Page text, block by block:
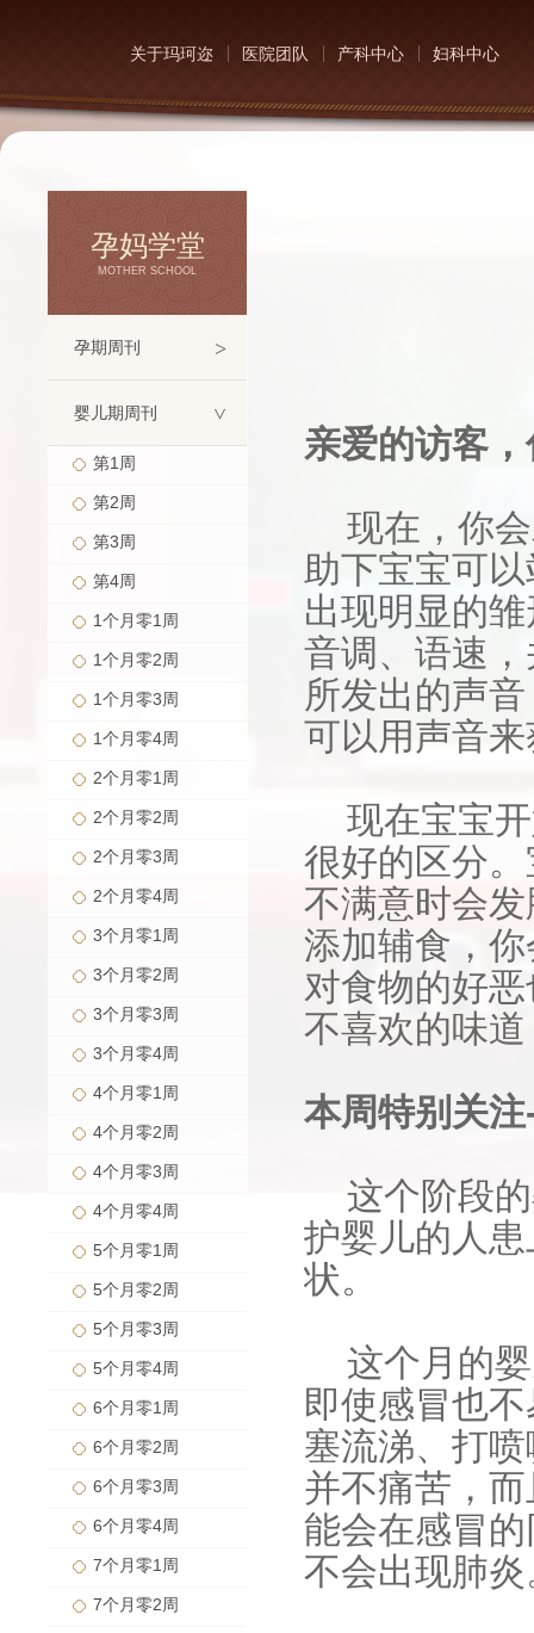
关于玛珂迩 医院团队 产科中心 妇科中心
孕妈学堂
MOTHER SCHOOL
孕期周刊 >
婴儿期周刊 >
第1周
第2周
第3周
第4周
1个月零1周
1个月零2周
1个月零3周
1个月零4周
2个月零1周
2个月零2周
2个月零3周
2个月零4周
3个月零1周
3个月零2周
3个月零3周
3个月零4周
4个月零1周
4个月零2周
4个月零3周
4个月零4周
5个月零1周
5个月零2周
5个月零3周
5个月零4周
6个月零1周
6个月零2周
6个月零3周
6个月零4周
7个月零1周
7个月零2周
亲爱的访客
现在，你会
助下宝宝可
出现明显的
音调、语速
所发出的声
可以用声音
现在宝宝
很好的区分
不满意时会
添加辅食，
对食物的好
不喜欢的味
本周特别关
这个阶段
护婴儿的人
状。
这个月的
即使感冒也
塞流涕、打
并不痛苦，
能会在感冒
不会出现肺炎